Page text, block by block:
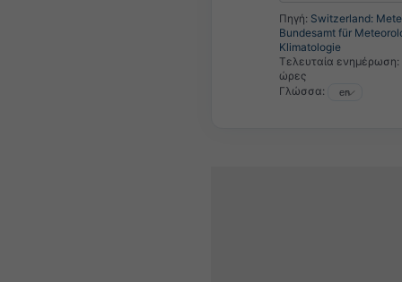
Πηγή: Switzerland:
Bundesamt für
Klimatologie
Τελευταία ενημέρωση:
ώρες
Γλώσσα: